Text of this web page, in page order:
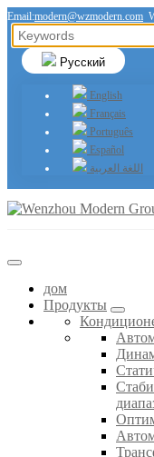
Email:modern@wzmodern.com
Русский
English
Français
Português
Español
اللغة العربية
дом
Продукты